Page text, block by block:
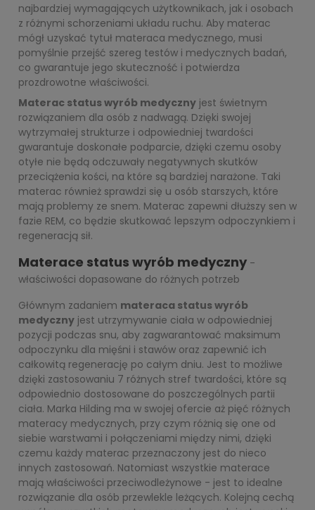
najbardziej wymagających użytkownikach, jak i osobach
z różnymi schorzeniami układu ruchu. Aby materac
mógł uzyskać tytuł materaca medycznego, musi
pomyślnie przejść szereg testów i medycznych badań,
co gwarantuje jego skuteczność i potwierdza
prozdrowotne właściwości.
Materac status wyrób medyczny jest świetnym
rozwiązaniem dla osób z nadwagą. Dzięki swojej
wytrzymałej strukturze i odpowiedniej twardości
gwarantuje doskonałe podparcie, dzięki czemu osoby
otyłe nie będą odczuwały negatywnych skutków
przeciążenia kości, na które są bardziej narażone. Taki
materac również sprawdzi się u osób starszych, które
mają problemy ze snem. Materac zapewni dłuższy sen w
fazie REM, co będzie skutkować lepszym odpoczynkiem i
regeneracją sił.
Materace status wyrób medyczny -
właściwości dopasowane do różnych potrzeb
Głównym zadaniem materaca status wyrób
medyczny jest utrzymywanie ciała w odpowiedniej
pozycji podczas snu, aby zagwarantować maksimum
odpoczynku dla mięśni i stawów oraz zapewnić ich
całkowitą regenerację po całym dniu. Jest to możliwe
dzięki zastosowaniu 7 różnych stref twardości, które są
odpowiednio dostosowane do poszczególnych partii
ciała. Marka Hilding ma w swojej ofercie aż pięć różnych
materacy medycznych, przy czym różnią się one od
siebie warstwami i połączeniami między nimi, dzięki
czemu każdy materac przeznaczony jest do nieco
innych zastosowań. Natomiast wszystkie materace
mają właściwości przeciwodleżynowe - jest to idealne
rozwiązanie dla osób przewlekle leżących. Kolejną cechą